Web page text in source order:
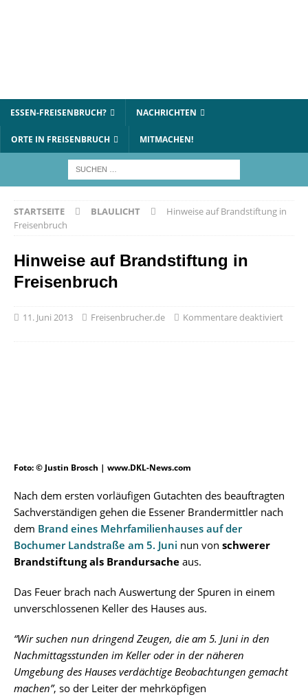
ESSEN-FREISENBRUCH? NACHRICHTEN
ORTE IN FREISENBRUCH MITMACHEN!
STARTSEITE BLAULICHT
Hinweise auf Brandstiftung in
Freisenbruch
Hinweise auf Brandstiftung in
Freisenbruch
11. Juni 2013 Freisenbrucher.de Kommentare deaktiviert
Foto: © Justin Brosch | www.DKL-News.com
Nach dem ersten vorläufigen Gutachten des beauftragten
Sachverständigen gehen die Essener Brandermittler nach
dem Brand eines Mehrfamilienhauses auf der
Bochumer Landstraße am 5. Juni nun von schwerer
Brandstiftung als Brandursache aus.
Das Feuer brach nach Auswertung der Spuren in einem
unverschlossenen Keller des Hauses aus.
“Wir suchen nun dringend Zeugen, die am 5. Juni in den
Nachmittagsstunden im Keller oder in der näheren
Umgebung des Hauses verdächtige Beobachtungen gemacht
machen”, so der Leiter der mehrköpfigen